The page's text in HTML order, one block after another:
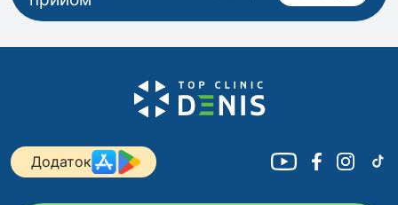
Додаток